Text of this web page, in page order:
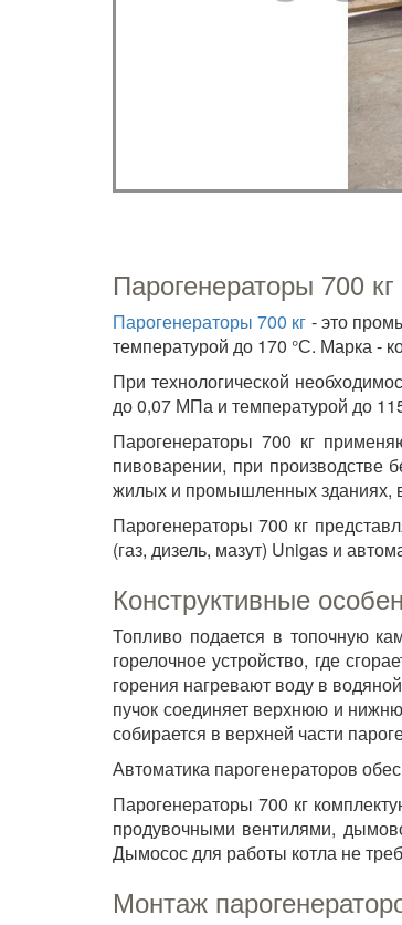
Парогенераторы 700 кг
Парогенераторы 700 кг - это
температурой до 170 °С. Марка -
При технологической
до 0,07 МПа и температурой до
Парогенераторы 700 кг
пивоварении, при производстве
жилых и промышленных зданиях, в
Парогенераторы 700 кг
(газ, дизель, мазут) Unigas и
Конструктивные
Топливо подается в топочную
горелочное устройство, где
горения нагревают воду в
пучок соединяет верхнюю и
собирается в верхней части
Автоматика парогенераторов
Парогенераторы 700 кг
продувочными вентилями,
Дымосос для работы котла не
Монтаж